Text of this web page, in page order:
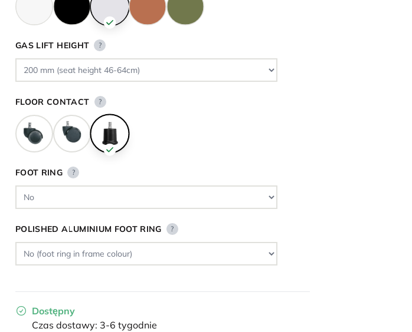
GAS LIFT HEIGHT ?
FLOOR CONTACT ?
FOOT RING ?
POLISHED ALUMINIUM FOOT RING ?
Dostępny
Czas dostawy: 3-6 tygodnie